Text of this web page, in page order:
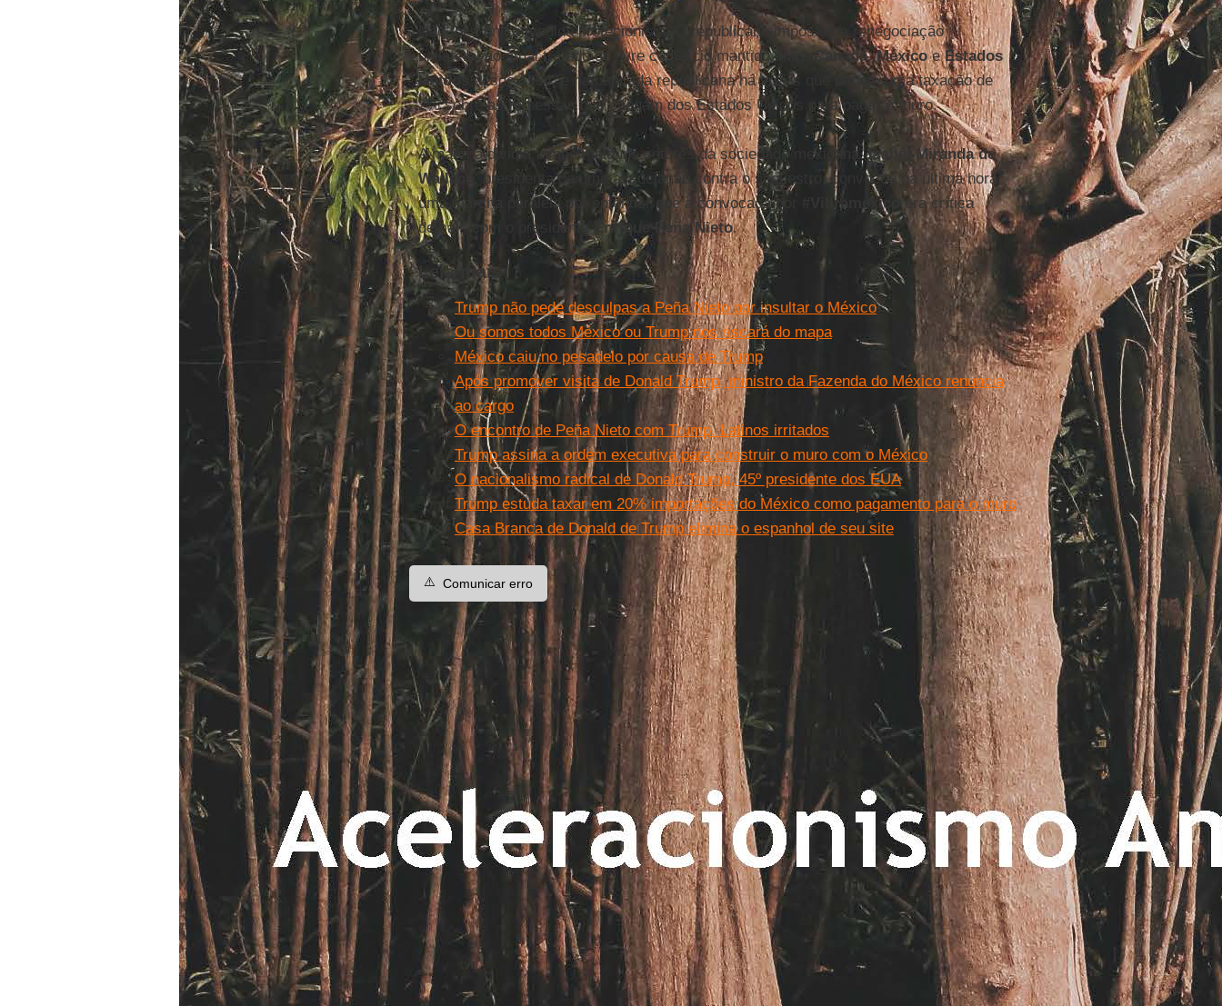
Não foi a única medida protecionista. O republicano impôs uma renegociação
unilateral ao atual tratado de livre comércio mantido entre
Canadá,MéxicoeEstados
Unidos desde 1994, e na bancada republicana há vozes que pedem uma taxação de
2% sobre as remessas que chegam dos Estados Unidos para pagar o muro.
A marcha dividiu também alguns setores da sociedade mexicana.Isabel Miranda de
Wallace
, presidenta de uma associação contra o sequestro, convocou na última hora
uma marcha paralela por entender que a convocada por
#Vibramexicoera crítica
demais com o presidenteEnrique Peña Nieto.
Leia mais
Trump não pede desculpas a Peña Nieto por insultar o México
Ou somos todos México ou Trump nos riscará do mapa
México caiu no pesadelo por causa de Trump
Após promover visita de Donald Trump, ministro da Fazenda do México renuncia
ao cargo
O encontro de Peña Nieto com Trump. Latinos irritados
Trump assina a ordem executiva para construir o muro com o México
O nacionalismo radical de Donald Trump, 45º presidente dos EUA
Trump estuda taxar em 20% importações do México como pagamento para o muro
Casa Branca de Donald de Trump elimina o espanhol de seu site
⚠️ Comunicar erro